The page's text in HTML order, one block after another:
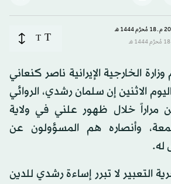
T
T
الخارجية الإيرانية ناصر كنعاني
الاثنين إن سلمان رشدي، الروائي
خلال ظهور علني في ولاية
وأنصاره هم المسؤولون عن
له.
التعبير لا تبرر إساءة رشدي للدين